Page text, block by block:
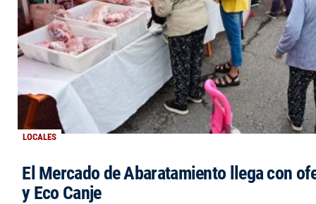
LOCALES
El Mercado de Abaratamiento llega con
y Eco Canje